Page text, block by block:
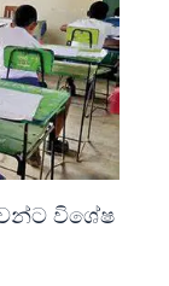
විශේෂ